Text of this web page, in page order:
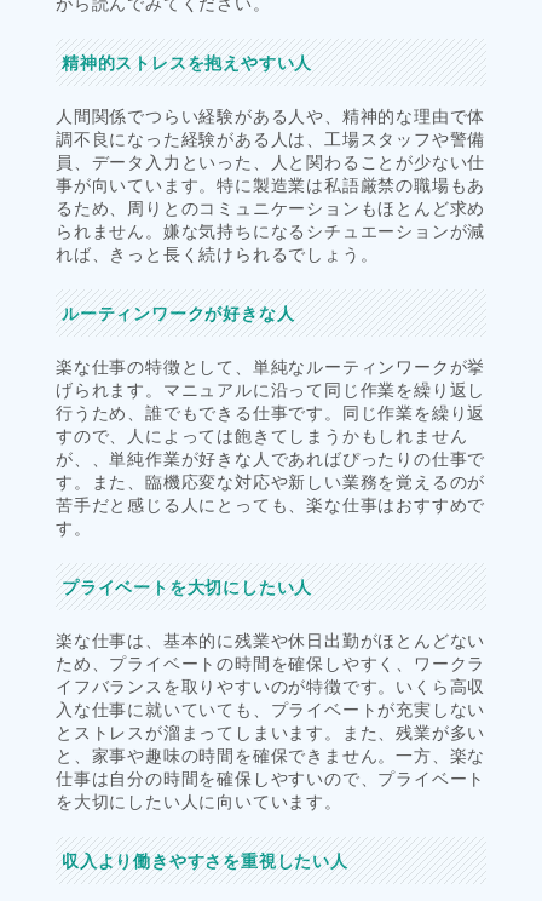
精神的ストレスを抱えやすい人
人間関係でつらい経験がある人や、精神的な理由で体
調不良になった経験がある人は、工場スタッフや警備
員、データ入力といった、人と関わることが少ない仕
事が向いています。特に製造業は私語厳禁の職場もあ
るため、周りとのコミュニケーションもほとんど求め
られません。嫌な気持ちになるシチュエーションが減
れば、きっと長く続けられるでしょう。
ルーティンワークが好きな人
楽な仕事の特徴として、単純なルーティンワークが挙
げられます。マニュアルに沿って同じ作業を繰り返し
行うため、誰でもできる仕事です。同じ作業を繰り返
すので、人によっては飽きてしまうかもしれません
が、、単純作業が好きな人であればぴったりの仕事で
す。また、臨機応変な対応や新しい業務を覚えるのが
苦手だと感じる人にとっても、楽な仕事はおすすめで
す。
プライベートを大切にしたい人
楽な仕事は、基本的に残業や休日出勤がほとんどない
ため、プライベートの時間を確保しやすく、ワークラ
イフバランスを取りやすいのが特徴です。いくら高収
入な仕事に就いていても、プライベートが充実しない
とストレスが溜まってしまいます。また、残業が多い
と、家事や趣味の時間を確保できません。一方、楽な
仕事は自分の時間を確保しやすいので、プライベート
を大切にしたい人に向いています。
収入より働きやすさを重視したい人